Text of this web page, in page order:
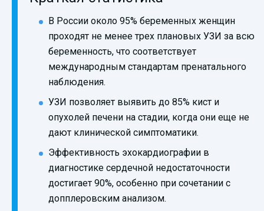
В России около 95% беременных женщин
проходят не менее трех плановых УЗИ за всю
беременность, что соответствует
международным стандартам пренатального
наблюдения.
УЗИ позволяет выявить до 85% кист и
опухолей печени на стадии, когда они еще не
дают клинической симптоматики.
Эффективность эхокардиографии в
диагностике сердечной недостаточности
достигает 90%, особенно при сочетании с
допплеровским анализом.